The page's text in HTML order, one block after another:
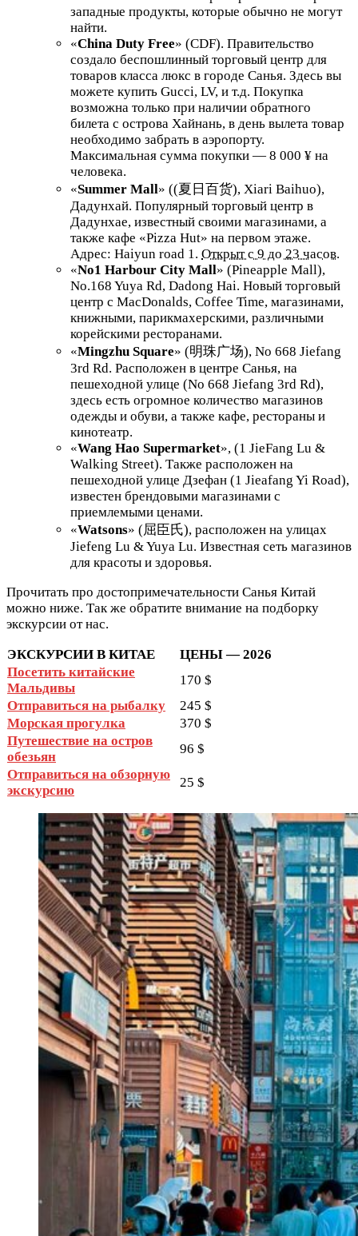
западные продукты, которые обычно не могут
найти.
«China Duty Free» (CDF). Правительство
создало беспошлинный торговый центр для
товаров класса люкс в городе Санья. Здесь вы
можете купить Gucci, LV, и т.д. Покупка
возможна только при наличии обратного
билета с острова Хайнань, в день вылета товар
необходимо забрать в аэропорту.
Максимальная сумма покупки — 8 000 ¥ на
человека.
«Summer Mall» ((夏日百货), Xiari Baihuo),
Дадунхай. Популярный торговый центр в
Дадунхае, известный своими магазинами, а
также кафе «Pizza Hut» на первом этаже.
Адрес: Haiyun road 1. Открыт с 9 до 23 часов.
«No1 Harbour City Mall» (Pineapple Mall),
No.168 Yuya Rd, Dadong Hai. Новый торговый
центр с MacDonalds, Coffee Time, магазинами,
книжными, парикмахерскими, различными
корейскими ресторанами.
«Mingzhu Square» (明珠广场), No 668 Jiefang
3rd Rd. Расположен в центре Санья, на
пешеходной улице (No 668 Jiefang 3rd Rd),
здесь есть огромное количество магазинов
одежды и обуви, а также кафе, рестораны и
кинотеатр.
«Wang Hao Supermarket», (1 JieFang Lu &
Walking Street). Также расположен на
пешеходной улице Дзефан (1 Jieafang Yi Road),
известен брендовыми магазинами с
приемлемыми ценами.
«Watsons» (屈臣氏), расположен на улицах
Jiefeng Lu & Yuya Lu. Известная сеть магазинов
для красоты и здоровья.
Прочитать про достопримечательности Санья Китай
можно ниже. Так же обратите внимание на подборку
экскурсии от нас.
ЭКСКУРСИИ В КИТАЕ
ЦЕНЫ — 2026
Посетить китайские
Мальдивы
170 $
Отправиться на рыбалку
245 $
Морская прогулка
370 $
Путешествие на остров
обезьян
96 $
Отправиться на обзорную
экскурсию
25 $